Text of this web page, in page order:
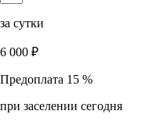
за сутки
6 000 ₽
Предоплата 15 %
при заселении сегодня